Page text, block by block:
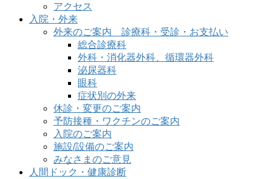
アクセス
入院・外来
外来のご案内 診療科・受診・お支払い
総合診療科
外科・消化器外科、循環器外科
泌尿器科
眼科
症状別の外来
休診・変更のご案内
予防接種・ワクチンのご案内
入院のご案内
施設/設備のご案内
みなさまのご意見
人間ドック・健康診断